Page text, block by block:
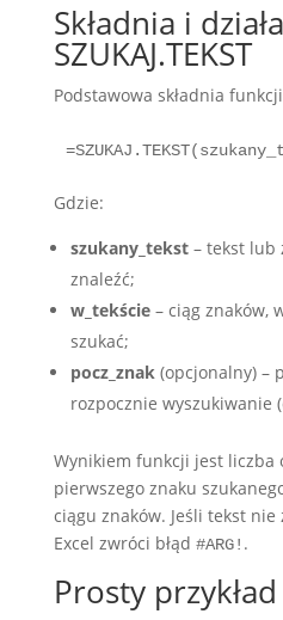
Składnia i
SZUKAJ.TEKST
Podstawowa składnia
Gdzie:
szukany_tekst– tekst lub
znaleźć;
w_tekście– ciąg znaków,
szukać;
pocz_znak(opcjonalny) –
rozpocznie wyszukiwanie
Wynikiem funkcji jest liczba
pierwszego znaku
ciągu znaków. Jeśli tekst
Excel zwróci błąd #ARG! .
Prosty